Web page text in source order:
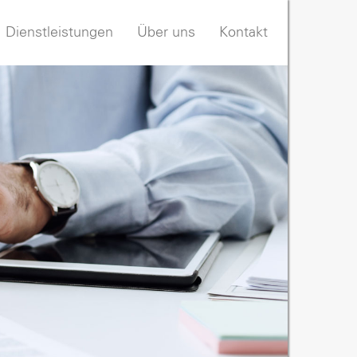
Dienstleistungen Über uns Kontakt